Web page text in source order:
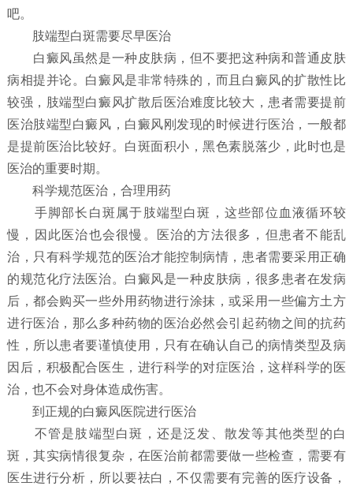
吧。
肢端型白斑需要尽早医治
白癜风虽然是一种皮肤病，但不要把这种病和普通皮肤
病相提并论。白癜风是非常特殊的，而且白癜风的扩散性比
较强，肢端型白癜风扩散后医治难度比较大，患者需要提前
医治肢端型白癜风，白癜风刚发现的时候进行医治，一般都
是提前医治比较好。白斑面积小，黑色素脱落少，此时也是
医治的重要时期。
科学规范医治，合理用药
手脚部长白斑属于肢端型白斑，这些部位血液循环较
慢，因此医治也会很慢。医治的方法很多，但患者不能乱
治，只有科学规范的医治才能控制病情，患者需要采用正确
的规范化疗法医治。白癜风是一种皮肤病，很多患者在发病
后，都会购买一些外用药物进行涂抹，或采用一些偏方土方
进行医治，那么多种药物的医治必然会引起药物之间的抗药
性，所以患者要谨慎使用，只有在确认自己的病情类型及病
因后，积极配合医生，进行科学的对症医治，这样科学的医
治，也不会对身体造成伤害。
到正规的白癜风医院进行医治
不管是肢端型白斑，还是泛发、散发等其他类型的白
斑，其实病情很复杂，在医治前都需要做一些检查，需要有
医生进行分析，所以要祛白，不仅需要有完善的医疗设备，